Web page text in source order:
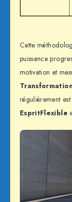
Cette
puissance
motivation et
régulièrement
EspritFlexible